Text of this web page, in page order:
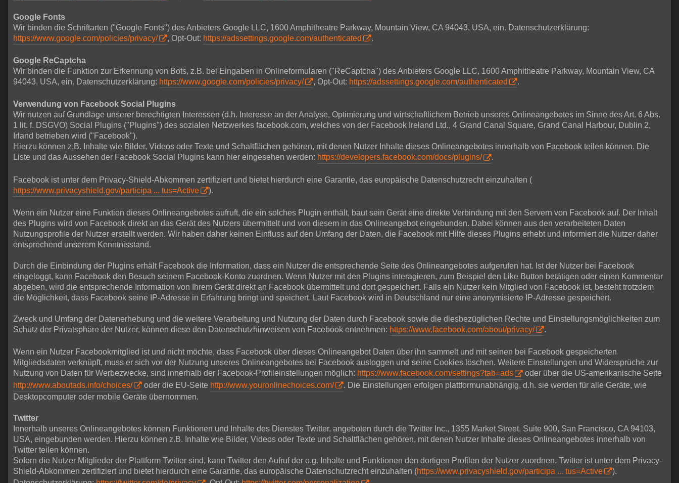
Google Fonts
Wir binden die Schriftarten ("Google Fonts") des Anbieters Google LLC, 1600 Amphitheatre Parkway, Mountain View, CA 94043, USA, ein. Datenschutzerklärung:
https://www.google.com/policies/privacy/
, Opt-Out: https://adssettings.google.com/authenticated .
Google ReCaptcha
Wir binden die Funktion zur Erkennung von Bots, z.B. bei Eingaben in Onlineformularen ("ReCaptcha") des Anbieters Google LLC, 1600 Amphitheatre Parkway, Mountain View, CA
94043, USA, ein. Datenschutzerklärung: https://www.google.com/policies/privacy/ , Opt-Out: https://adssettings.google.com/authenticated .
Verwendung von Facebook Social Plugins
Wir nutzen auf Grundlage unserer berechtigten Interessen (d.h. Interesse an der Analyse, Optimierung und wirtschaftlichem Betrieb unseres Onlineangebotes im Sinne des Art. 6 Abs.
1 lit. f. DSGVO) Social Plugins ("Plugins") des sozialen Netzwerkes facebook.com, welches von der Facebook Ireland Ltd., 4 Grand Canal Square, Grand Canal Harbour, Dublin 2,
Irland betrieben wird ("Facebook").
Hierzu können z.B. Inhalte wie Bilder, Videos oder Texte und Schaltflächen gehören, mit denen Nutzer Inhalte dieses Onlineangebotes innerhalb von Facebook teilen können. Die
Liste und das Aussehen der Facebook Social Plugins kann hier eingesehen werden: https://developers.facebook.com/docs/plugins/ .
Facebook ist unter dem Privacy-Shield-Abkommen zertifiziert und bietet hierdurch eine Garantie, das europäische Datenschutzrecht einzuhalten (
https://www.privacyshield.gov/participa ... tus=Active
).
Wenn ein Nutzer eine Funktion dieses Onlineangebotes aufruft, die ein solches Plugin enthält, baut sein Gerät eine direkte Verbindung mit den Servern von Facebook auf. Der Inhalt
des Plugins wird von Facebook direkt an das Gerät des Nutzers übermittelt und von diesem in das Onlineangebot eingebunden. Dabei können aus den verarbeiteten Daten
Nutzungsprofile der Nutzer erstellt werden. Wir haben daher keinen Einfluss auf den Umfang der Daten, die Facebook mit Hilfe dieses Plugins erhebt und informiert die Nutzer daher
entsprechend unserem Kenntnisstand.
Durch die Einbindung der Plugins erhält Facebook die Information, dass ein Nutzer die entsprechende Seite des Onlineangebotes aufgerufen hat. Ist der Nutzer bei Facebook
eingeloggt, kann Facebook den Besuch seinem Facebook-Konto zuordnen. Wenn Nutzer mit den Plugins interagieren, zum Beispiel den Like Button betätigen oder einen Kommentar
abgeben, wird die entsprechende Information von Ihrem Gerät direkt an Facebook übermittelt und dort gespeichert. Falls ein Nutzer kein Mitglied von Facebook ist, besteht trotzdem
die Möglichkeit, dass Facebook seine IP-Adresse in Erfahrung bringt und speichert. Laut Facebook wird in Deutschland nur eine anonymisierte IP-Adresse gespeichert.
Zweck und Umfang der Datenerhebung und die weitere Verarbeitung und Nutzung der Daten durch Facebook sowie die diesbezüglichen Rechte und Einstellungsmöglichkeiten zum
Schutz der Privatsphäre der Nutzer, können diese den Datenschutzhinweisen von Facebook entnehmen: https://www.facebook.com/about/privacy/ .
Wenn ein Nutzer Facebookmitglied ist und nicht möchte, dass Facebook über dieses Onlineangebot Daten über ihn sammelt und mit seinen bei Facebook gespeicherten
Mitgliedsdaten verknüpft, muss er sich vor der Nutzung unseres Onlineangebotes bei Facebook ausloggen und seine Cookies löschen. Weitere Einstellungen und Widersprüche zur
Nutzung von Daten für Werbezwecke, sind innerhalb der Facebook-Profileinstellungen möglich: https://www.facebook.com/settings?tab=ads
oder über die US-amerikanische Seite
http://www.aboutads.info/choices/
oder die EU-Seite http://www.youronlinechoices.com/
. Die Einstellungen erfolgen plattformunabhängig, d.h. sie werden für alle Geräte, wie
Desktopcomputer oder mobile Geräte übernommen.
Twitter
Innerhalb unseres Onlineangebotes können Funktionen und Inhalte des Dienstes Twitter, angeboten durch die Twitter Inc., 1355 Market Street, Suite 900, San Francisco, CA 94103,
USA, eingebunden werden. Hierzu können z.B. Inhalte wie Bilder, Videos oder Texte und Schaltflächen gehören, mit denen Nutzer Inhalte dieses Onlineangebotes innerhalb von
Twitter teilen können.
Sofern die Nutzer Mitglieder der Plattform Twitter sind, kann Twitter den Aufruf der o.g. Inhalte und Funktionen den dortigen Profilen der Nutzer zuordnen. Twitter ist unter dem Privacy-
Shield-Abkommen zertifiziert und bietet hierdurch eine Garantie, das europäische Datenschutzrecht einzuhalten (https://www.privacyshield.gov/participa ... tus=Active
).